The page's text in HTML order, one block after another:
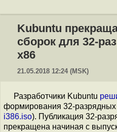
Kubuntu
сборок для 32-
x86
21.05.2018 12:24 (MSK)
Разработчики Kubuntu
формирования 32-разрядных
i386.iso). Публикация 32-
прекращена начиная с